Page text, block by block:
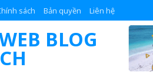
sách Bản quyền Liên hệ
BLOG